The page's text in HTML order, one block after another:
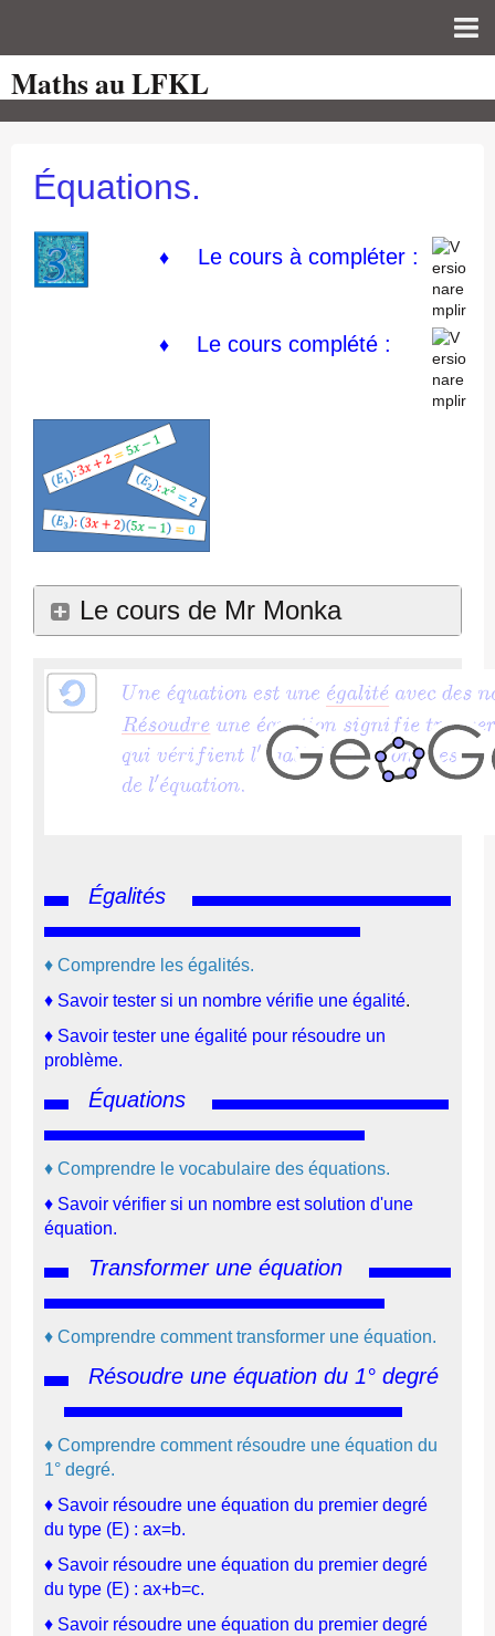
Page d'accueil
Pour les Profs
auto-évaluations
TICE
Sujets de bac
Programmes officiels
Maths au LFKL
Équations.
♦ Le cours à compléter :
♦ Le cours complété :
Le cours de Mr Monka
Égalités
♦ Comprendre les égalités.
♦ Savoir tester si un nombre vérifie une égalité.
♦ Savoir tester une égalité pour résoudre un
problème.
Équations
♦ Comprendre le vocabulaire des équations.
♦ Savoir vérifier si un nombre est solution d'une
équation.
Transformer une équation
♦ Comprendre comment transformer une équation.
Résoudre une équation du 1° degré
♦ Comprendre comment résoudre une équation du
1° degré.
♦ Savoir résoudre une équation du premier degré
du type (E) : ax=b.
♦ Savoir résoudre une équation du premier degré
du type (E) : ax+b=c.
♦ Savoir résoudre une équation du premier degré